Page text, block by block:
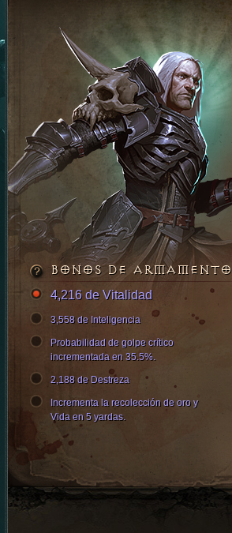
BONOS DE ARMAMENTO
4,216 de Vitalidad
3,558 de Inteligencia
Probabilidad de golpe crítico
incrementada en 35.5%.
2,188 de Destreza
Incrementa la recolección de oro y
Vida en 5 yardas.